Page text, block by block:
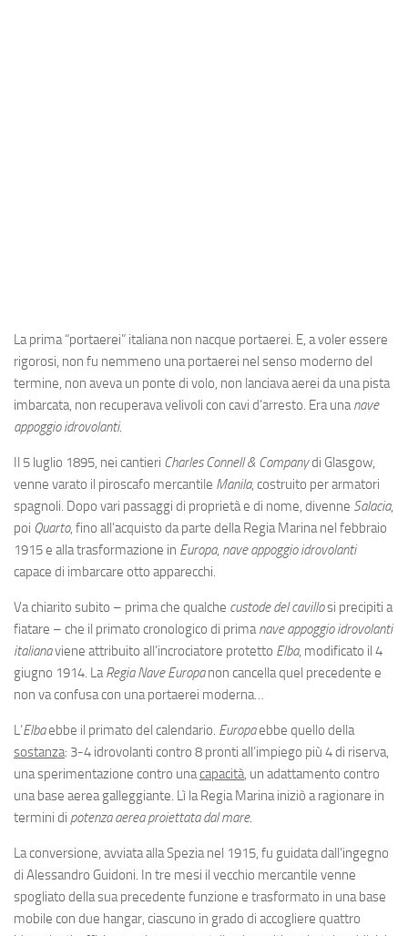
Incidenti
Industria
Eventi
La prima “portaerei” italiana non nacque portaerei. E, a voler essere
rigorosi, non fu nemmeno una portaerei nel senso moderno del
termine, non aveva un ponte di volo, non lanciava aerei da una pista
imbarcata, non recuperava velivoli con cavi d’arresto. Era unanave
appoggio idrovolanti.
Il 5 luglio 1895, nei cantieri Charles Connell & Companydi Glasgow,
venne varato il piroscafo mercantile Manila, costruito per armatori
spagnoli. Dopo vari passaggi di proprietà e di nome, divenne Salacia,
poi Quarto, fino all’acquisto da parte della Regia Marina nel febbraio
1915 e alla trasformazione in Europa, nave appoggio idrovolanti
capace di imbarcare otto apparecchi.
Va chiarito subito – prima che qualche custode del cavillosi precipiti a
fiatare – che il primato cronologico di primanave appoggio idrovolanti
italianaviene attribuito all’incrociatore protetto Elba, modificato il 4
giugno 1914. LaRegia Nave Europanon cancella quel precedente e
non va confusa con una portaerei moderna…
L’Elbaebbe il primato del calendario. Europaebbe quello della
sostanza: 3-4 idrovolanti contro 8 pronti all’impiego più 4 di riserva,
una sperimentazione contro unacapacità, un adattamento contro
una base aerea galleggiante. Lì la Regia Marina iniziò a ragionare in
termini di potenza aerea proiettata dal mare.
La conversione, avviata alla Spezia nel 1915, fu guidata dall’ingegno
di Alessandro Guidoni. In tre mesi il vecchio mercantile venne
spogliato della sua precedente funzione e trasformato in una base
mobile con due hangar, ciascuno in grado di accogliere quattro